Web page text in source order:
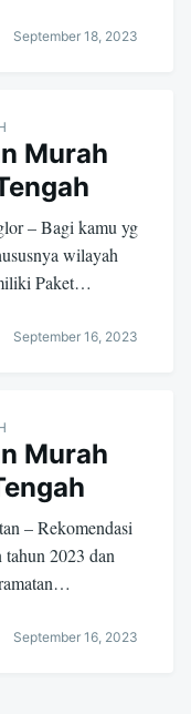
September 18, 2023
Murah
– Bagi kamu yg
wilayah
Paket…
September 16, 2023
Murah
– Rekomendasi
2023 dan
September 16, 2023